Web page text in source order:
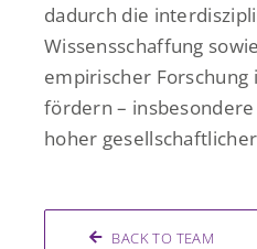
dadurch die
Wissensschaffung
empirischer Forschung
fördern –
hoher
BACK TO TEAM